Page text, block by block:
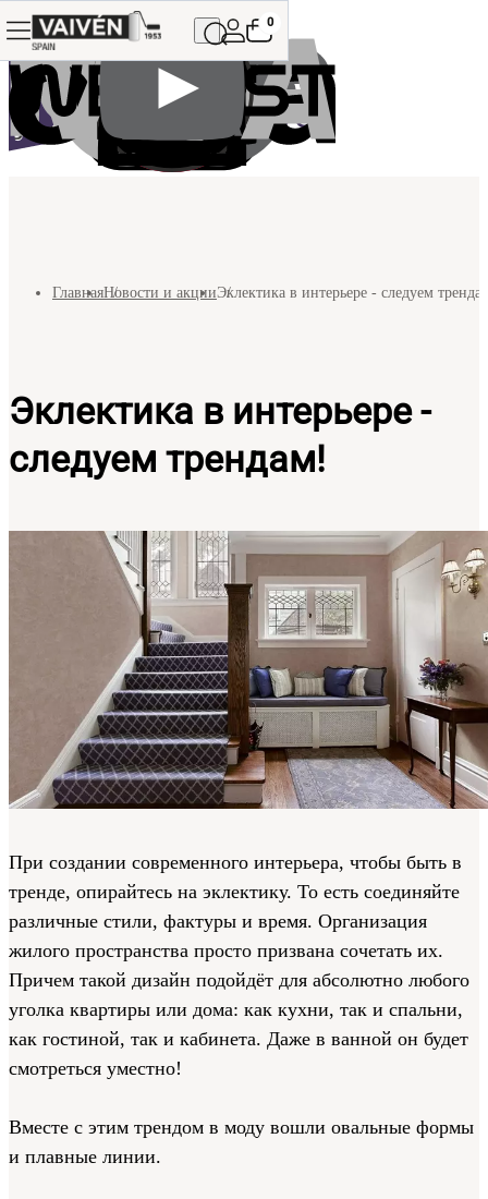
0
ГлавнаяНовости и акцииЭклектика в интерьере - следуем
Эклектика в интерьере -
следуем трендам!
При создании современного интерьера, чтобы быть в
тренде, опирайтесь на эклектику. То есть соединяйте
различные стили, фактуры и время. Организация
жилого пространства просто призвана сочетать их.
Причем такой дизайн подойдёт для абсолютно любого
уголка квартиры или дома: как кухни, так и спальни,
как гостиной, так и кабинета. Даже в ванной он будет
смотреться уместно!
Вместе с этим трендом в моду вошли овальные формы
и плавные линии.